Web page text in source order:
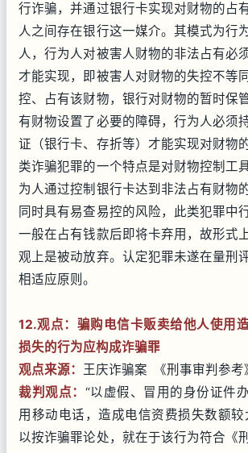
行诈骗，并通过银行卡实现对财物的占
人之间存在银行这一媒介。其模式为行
人，行为人对被害人财物的非法占有必
才能实现，即被害人对财物的失控不等
控、占有该财物，银行对财物的暂时保
有财物设置了必要的障碍，行为人必须
证（银行卡、存折等）才能实现对财物
类诈骗犯罪的一个特点是对财物控制工
为人通过控制银行卡达到非法占有财物
同时具有易查易控的风险，此类犯罪中
一般在占有钱款后即将卡弃用，故形式
观上是被动放弃。认定犯罪未遂在量刑
相适应原则。
12.观点：骗购电信卡贩卖给他人使用
损失的行为应构成诈骗罪
观点来源： 王庆诈骗案 《刑事审判参考
裁判观点： “以虚假、冒用的身份证件
用移动电话，造成电信资费损失数额较
以按诈骗罪论处，就在于该行为符合《